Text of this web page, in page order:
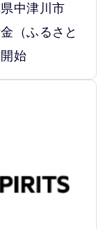
中津川市
（ふるさと
始